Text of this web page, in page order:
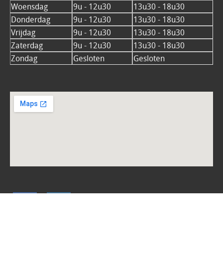
Woensdag
9u - 12u30
13u30 - 18u30
Donderdag
9u - 12u30
13u30 - 18u30
Vrijdag
9u - 12u30
13u30 - 18u30
Zaterdag
9u - 12u30
13u30 - 18u30
Zondag
Gesloten Gesloten